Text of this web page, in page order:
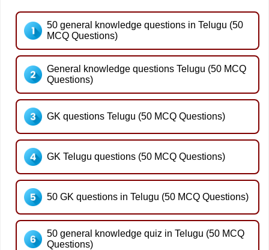
50 general knowledge questions in Telugu (50
MCQ Questions)
General knowledge questions Telugu (50 MCQ
Questions)
GK questions Telugu (50 MCQ Questions)
GK Telugu questions (50 MCQ Questions)
50 GK questions in Telugu (50 MCQ Questions)
50 general knowledge quiz in Telugu (50 MCQ
Questions)